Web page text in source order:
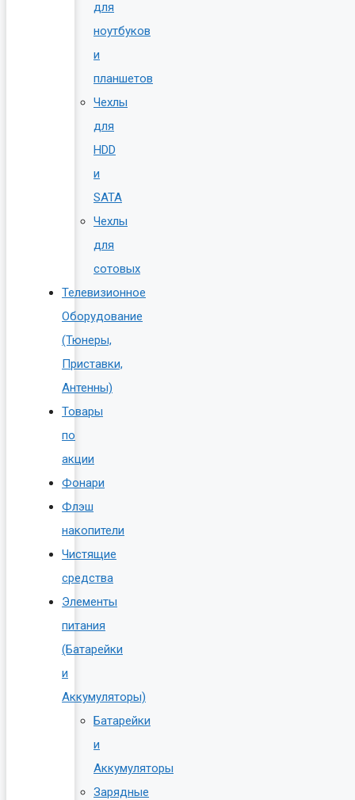
для
ноутбуков
и
планшетов
Чехлы
для
HDD
и
SATA
Чехлы
для
сотовых
Телевизионное
Оборудование
(Тюнеры,
Приставки,
Антенны)
Товары
по
акции
Фонари
Флэш
накопители
Чистящие
средства
Элементы
питания
(Батарейки
и
Аккумуляторы)
Батарейки
и
Аккумуляторы
Зарядные